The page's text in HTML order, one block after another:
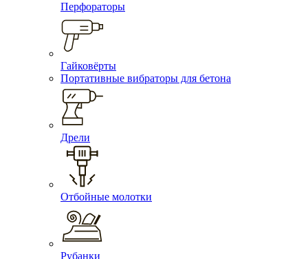
Перфораторы
Гайковёрты
Портативные вибраторы для бетона
Дрели
Отбойные молотки
Рубанки